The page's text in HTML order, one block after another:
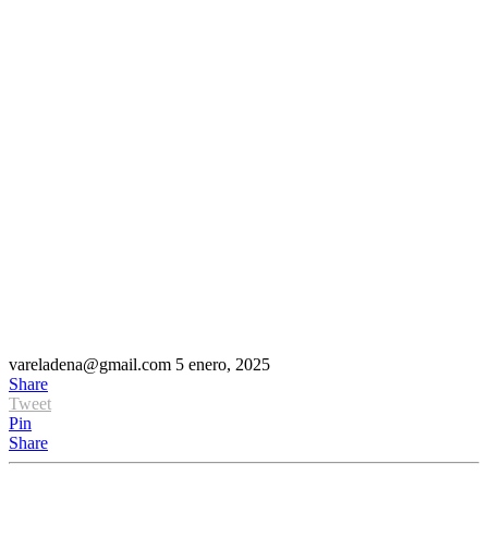
vareladena@gmail.com 5 enero, 2025
Share
Tweet
Pin
Share